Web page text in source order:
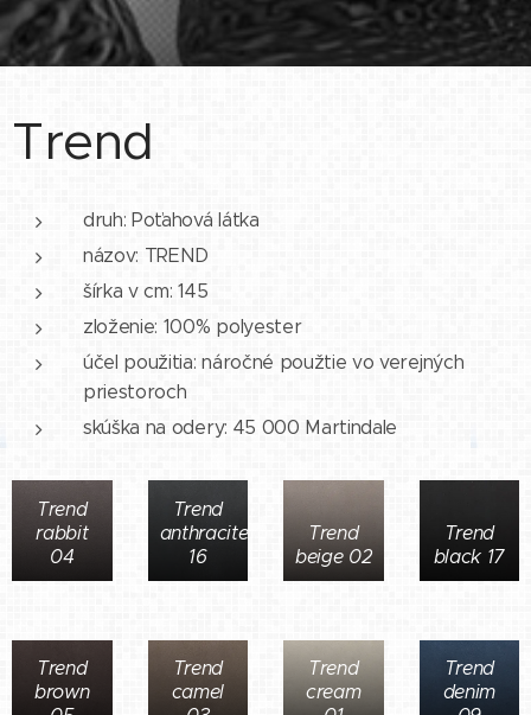
Trend
druh: Poťahová látka
názov: TREND
šírka v cm: 145
zloženie: 100% polyester
účel použitia: náročné použtie vo verejných
priestoroch
skúška na odery: 45 000 Martindale
Trend
rabbit
04
Trend
anthracite
16
Trend
beige 02
Trend
black 17
Trend
brown
Trend
camel
Trend
cream
Trend
denim